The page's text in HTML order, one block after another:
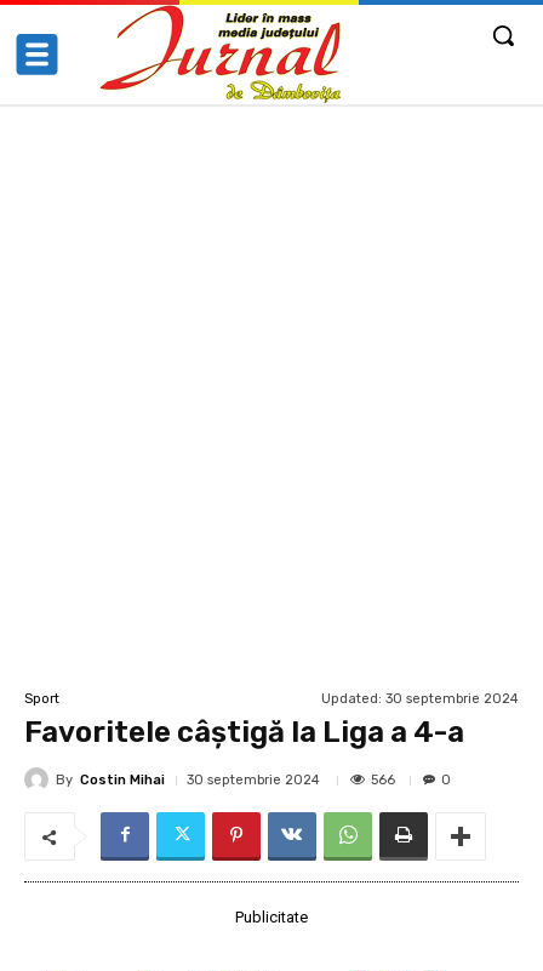
Sport Updated: 30 septembrie 2024
Favoritele câștigă la Liga a 4-a
By Costin Mihai 30 septembrie 2024 566 0
Publicitate